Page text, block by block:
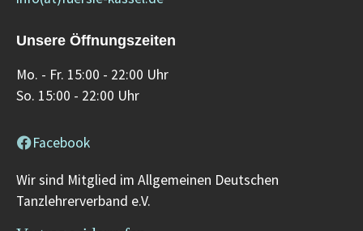
Unsere Öffnungszeiten
Mo. - Fr. 15:00 - 22:00 Uhr
So. 15:00 - 22:00 Uhr
Facebook
Wir sind Mitglied im Allgemeinen Deutschen
Tanzlehrerverband e.V.